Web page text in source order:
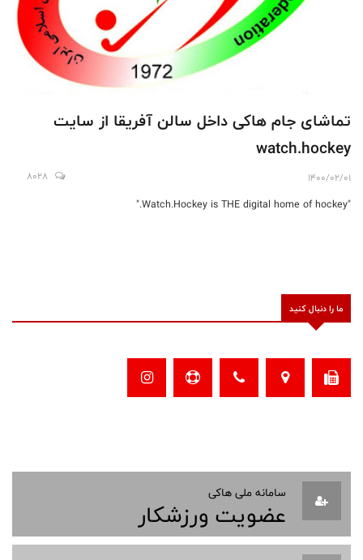
تماشای جام هاکی داخل سالن آفریقا از سایت
watch.hockey
1400/02/01
8028
"Watch.Hockey is THE digital home of hockey."
ما را دنبال کنید
سامانه ملی هاکی
عضویت ورزشکار